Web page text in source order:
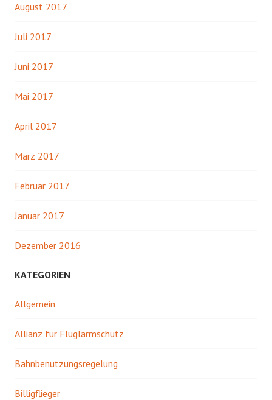
August 2017
Juli 2017
Juni 2017
Mai 2017
April 2017
März 2017
Februar 2017
Januar 2017
Dezember 2016
KATEGORIEN
Allgemein
Allianz für Fluglärmschutz
Bahnbenutzungsregelung
Billigflieger